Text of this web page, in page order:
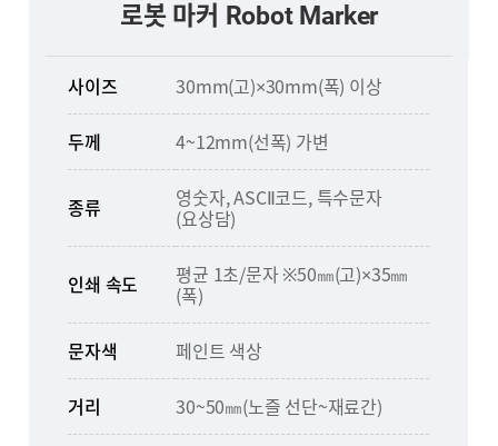
로봇 마커 Robot Marker
사이즈 30mm(고)×30mm(폭) 이상
두께 4~12mm(선폭) 가변
종류 영숫자, ASCⅡ코드, 특수문자
(요상담)
인쇄 속도 평균 1초/문자 ※50㎜(고)×35㎜
(폭)
문자색 페인트 색상
거리 30~50㎜(노즐 선단~재료간)